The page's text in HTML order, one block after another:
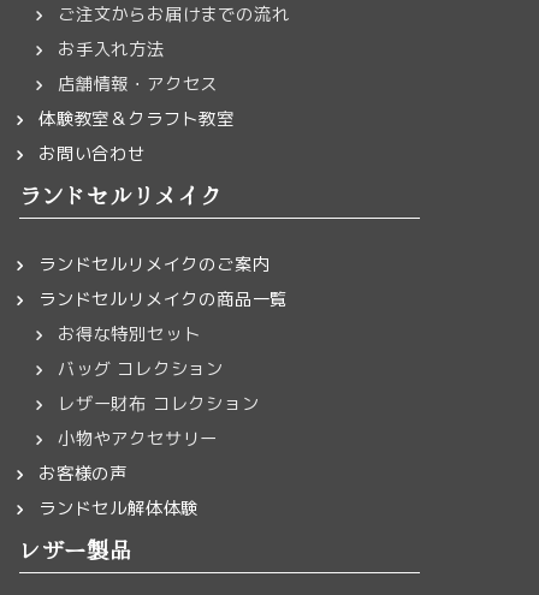
ご注文からお届けまでの流れ
お手入れ方法
店舗情報・アクセス
体験教室＆クラフト教室
お問い合わせ
ランドセルリメイク
ランドセルリメイクのご案内
ランドセルリメイクの商品一覧
お得な特別セット
バッグ コレクション
レザー財布 コレクション
小物やアクセサリー
お客様の声
ランドセル解体体験
レザー製品